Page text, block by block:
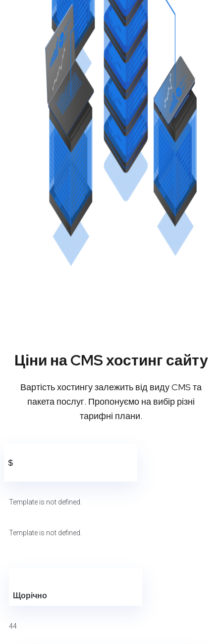
Ціни на CMS хостинг сайту
Вартість хостингу залежить від виду CMS та
пакета послуг. Пропонуємо на вибір різні
тарифні плани.
$
Template is not defined.
Template is not defined.
Щорічно
44